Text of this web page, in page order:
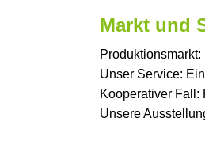
Markt und
Unser Service:
Kooperativer Fall:
Unsere